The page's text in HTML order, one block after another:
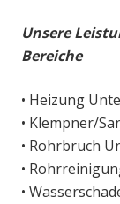
Unsere
Bereiche
• Heizung
• Klempner/
• Rohrbruch
•
•